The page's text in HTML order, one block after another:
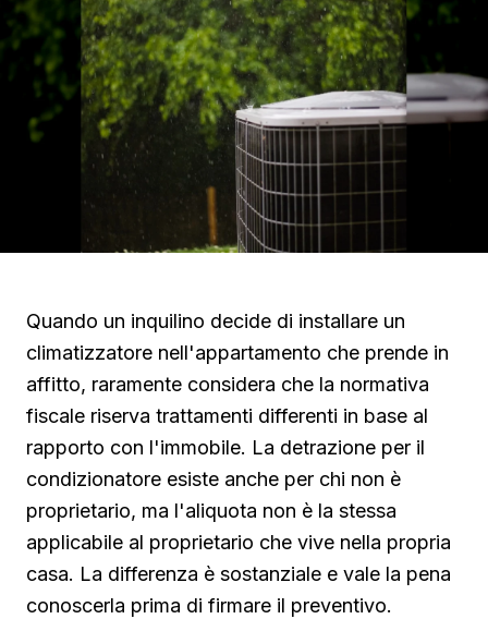
Quando un inquilino decide di installare un
climatizzatore nell'appartamento che prende in
affitto, raramente considera che la normativa
fiscale riserva trattamenti differenti in base al
rapporto con l'immobile. La detrazione per il
condizionatore esiste anche per chi non è
proprietario, ma l'aliquota non è la stessa
applicabile al proprietario che vive nella propria
casa. La differenza è sostanziale e vale la pena
conoscerla prima di firmare il preventivo.